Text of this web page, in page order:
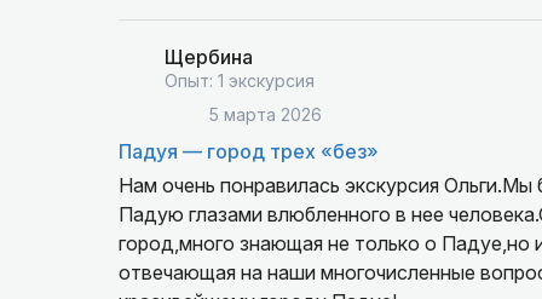
Щербина
Опыт: 1 экскурсия
5 марта 2026
Падуя — город трех «без»
Нам очень понравилась экскурсия
Падую глазами влюбленного в нее
город,много знающая не только о Падуе,но и об истории Италии,гибкая в выборе маршрута,терпеливо
отвечающая на наши многочисленные